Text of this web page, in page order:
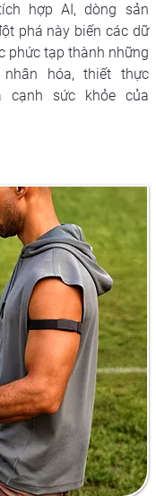
hợp AI, dòng sản
phá này biến các dữ
phức tạp thành những
hóa, thiết thực
cạnh sức khỏe của